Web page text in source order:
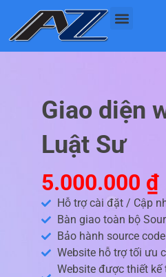
nội
Giao diện
Luật Sư
5.000.000 ₫
Hỗ trợ cài đặt / Cập
Bàn giao toàn bộ
Bảo hành source
Website hỗ trợ tối ưu
Website được thiết kế